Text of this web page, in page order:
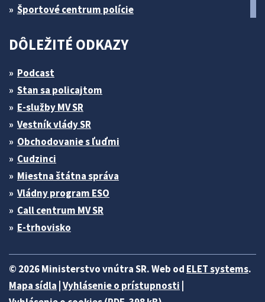
Športové centrum polície
DÔLEŽITÉ ODKAZY
Podcast
Stan sa policajtom
E-služby MV SR
Vestník vlády SR
Obchodovanie s ľuďmi
Cudzinci
Miestna štátna správa
Vládny program ESO
Call centrum MV SR
E-trhovisko
© 2026 Ministerstvo vnútra SR. Web od ELET systems.
Mapa sídla Vyhlásenie o prístupnosti